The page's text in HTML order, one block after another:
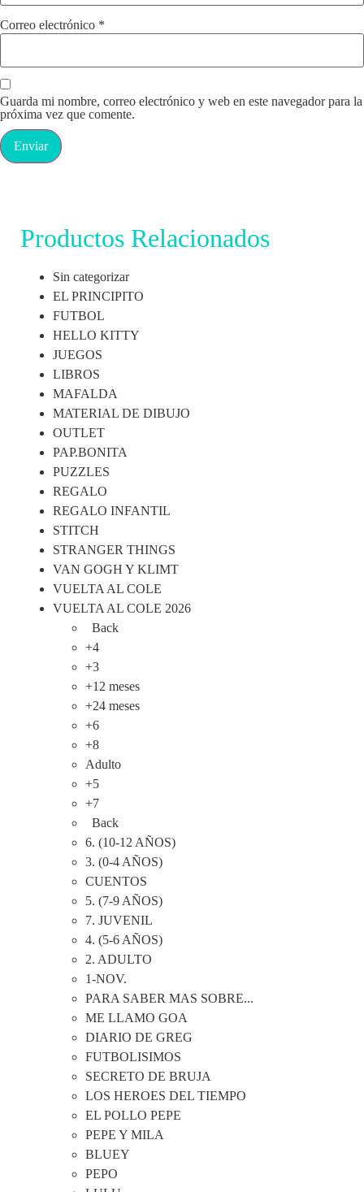
Correo electrónico *
Guarda mi nombre, correo electrónico y web en este navegador para la
próxima vez que comente.
Productos Relacionados
Sin categorizar
EL PRINCIPITO
FUTBOL
HELLO KITTY
JUEGOS
LIBROS
MAFALDA
MATERIAL DE DIBUJO
OUTLET
PAP.BONITA
PUZZLES
REGALO
REGALO INFANTIL
STITCH
STRANGER THINGS
VAN GOGH Y KLIMT
VUELTA AL COLE
VUELTA AL COLE 2026
Back
+4
+3
+12 meses
+24 meses
+6
+8
Adulto
+5
+7
Back
6. (10-12 AÑOS)
3. (0-4 AÑOS)
CUENTOS
5. (7-9 AÑOS)
7. JUVENIL
4. (5-6 AÑOS)
2. ADULTO
1-NOV.
PARA SABER MAS SOBRE...
ME LLAMO GOA
DIARIO DE GREG
FUTBOLISIMOS
SECRETO DE BRUJA
LOS HEROES DEL TIEMPO
EL POLLO PEPE
PEPE Y MILA
BLUEY
PEPO